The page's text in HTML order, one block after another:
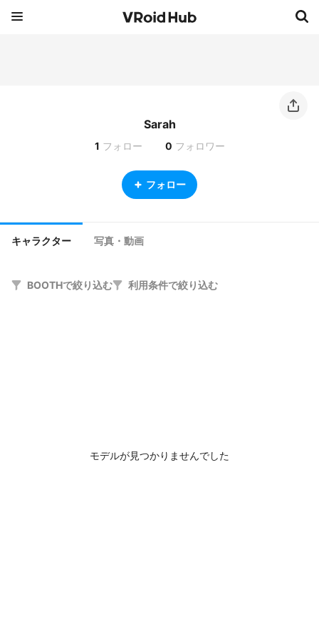
Sarah
1 フォロー 0 フォロワー
フォロー
キャラクター 写真・動画
BOOTHで絞り込む 利用条件で絞り込む
モデルが見つかりませんでした